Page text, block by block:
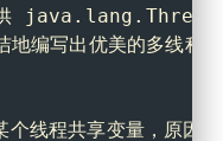
地编写出优美的多线程
线程共享变量，原因